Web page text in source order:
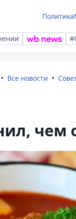
Политика
Все новости
чем